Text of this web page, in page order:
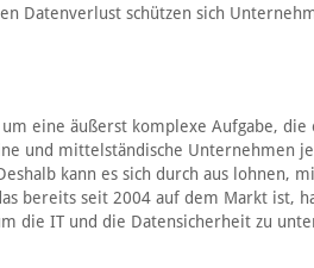
Datenverlust schützen sich
eine äußerst komplexe Aufgabe, die
und mittelständische Unternehmen
kann es sich durch aus lohnen,
bereits seit 2004 auf dem Markt ist,
die IT und die Datensicherheit zu